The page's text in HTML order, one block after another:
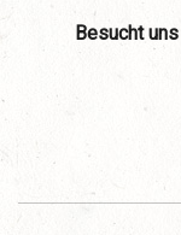
Besucht